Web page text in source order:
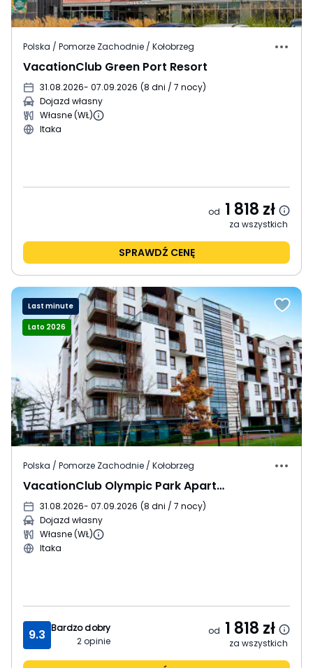
Polska / Pomorze Zachodnie / Kołobrzeg
VacationClub Green Port Resort
31.08.2026- 07.09.2026 (8 dni / 7 nocy)
Dojazd własny
Własne (WŁ)
Itaka
od 1 818 zł
za wszystkich
SPRAWDŹ CENĘ
Last minute
Lato 2026
Polska / Pomorze Zachodnie / Kołobrzeg
VacationClub Olympic Park Apartments
31.08.2026- 07.09.2026 (8 dni / 7 nocy)
Dojazd własny
Własne (WŁ)
Itaka
9.3 Bardzo dobry
2opinie
od 1 818 zł
za wszystkich